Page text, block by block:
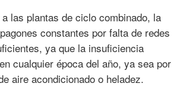
las plantas de ciclo combinado, la
constantes por falta de redes
ya que la insuficiencia
cualquier época del año, ya sea por
aire acondicionado o heladez.